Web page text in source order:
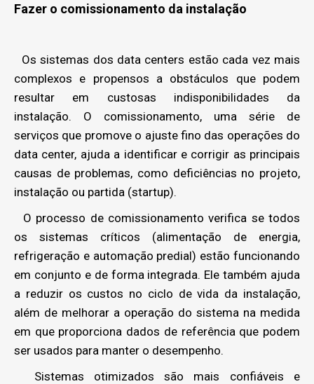
Fazer o comissionamento da instalação
Os sistemas dos data centers estão cada vez mais
complexos e propensos a obstáculos que podem
resultar em custosas indisponibilidades da
instalação. O comissionamento, uma série de
serviços que promove o ajuste fino das operações do
data center, ajuda a identificar e corrigir as principais
causas de problemas, como deficiências no projeto,
instalação ou partida (startup).
O processo de comissionamento verifica se todos
os sistemas críticos (alimentação de energia,
refrigeração e automação predial) estão funcionando
em conjunto e de forma integrada. Ele também ajuda
a reduzir os custos no ciclo de vida da instalação,
além de melhorar a operação do sistema na medida
em que proporciona dados de referência que podem
ser usados para manter o desempenho.
Sistemas otimizados são mais confiáveis e